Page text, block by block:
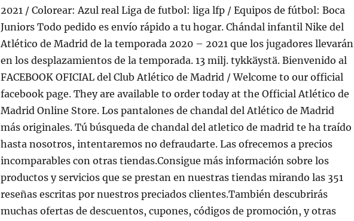
2021 / Colorear: Azul real Liga de futbol: liga lfp / Equipos de fútbol: Boca
Juniors Todo pedido es envío rápido a tu hogar. Chándal infantil Nike del
Atlético de Madrid de la temporada 2020 – 2021 que los jugadores llevarán
en los desplazamientos de la temporada. 13 milj. tykkäystä. Bienvenido al
FACEBOOK OFICIAL del Club Atlético de Madrid / Welcome to our official
facebook page. They are available to order today at the Official Atlético de
Madrid Online Store. Los pantalones de chandal del Atlético de Madrid
más originales. Tú búsqueda de chandal del atletico de madrid te ha traído
hasta nosotros, intentaremos no defraudarte. Las ofrecemos a precios
incomparables con otras tiendas.Consigue más información sobre los
productos y servicios que se prestan en nuestras tiendas mirando las 351
reseñas escritas por nuestros preciados clientes.También descubrirás
muchas ofertas de descuentos, cupones, códigos de promoción, y otras